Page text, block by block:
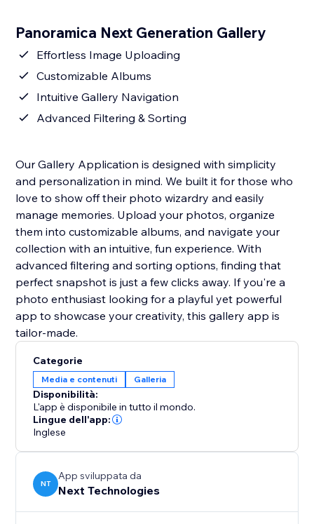
Panoramica Next Generation Gallery
Effortless Image Uploading
Customizable Albums
Intuitive Gallery Navigation
Advanced Filtering & Sorting
Our Gallery Application is designed with simplicity
and personalization in mind. We built it for those who
love to show off their photo wizardry and easily
manage memories. Upload your photos, organize
them into customizable albums, and navigate your
collection with an intuitive, fun experience. With
advanced filtering and sorting options, finding that
perfect snapshot is just a few clicks away. If you're a
photo enthusiast looking for a playful yet powerful
app to showcase your creativity, this gallery app is
tailor-made.
Categorie
Media e contenuti Galleria
Disponibilità:
L'app è disponibile in tutto il mondo.
Lingue dell'app:
Inglese
NT
App sviluppata da
Next Technologies